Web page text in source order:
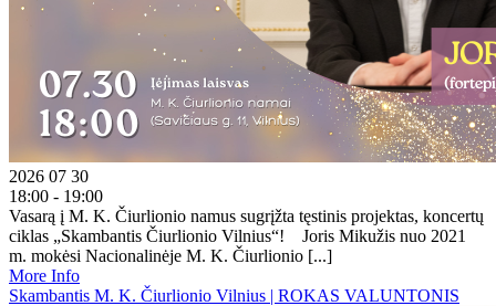
2026 07 30
18:00 - 19:00
Vasarą į M. K. Čiurlionio namus sugrįžta tęstinis projektas, koncertų
ciklas „Skambantis Čiurlionio Vilnius“! Joris Mikužis nuo 2021
m. mokėsi Nacionalinėje M. K. Čiurlionio [...]
More Info
Skambantis M. K. Čiurlionio Vilnius | ROKAS VALUNTONIS